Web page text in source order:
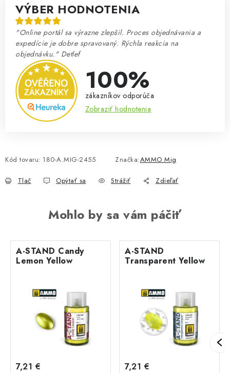
VÝBER HODNOTENIA
"Online portál sa výrazne zlepšil. Proces objednávania a
expedície je dobre spravovaný. Rýchla reakcia na
objednávku." Detlef
100%
zákazníkov odporúča
Zobraziť hodnotenia
Kód tovaru: 180-A.MIG-2455 Značka:AMMO Mig
Tlač Opýtať sa Strážiť Zdieľať
Mohlo by sa vám páčiť
A-STAND Candy
Lemon Yellow
7,21 €
A-STAND
Transparent Yellow
7,21 €